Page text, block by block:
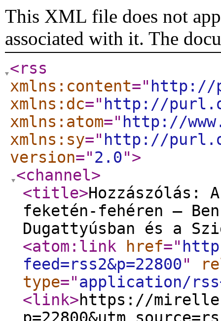
This XML file does not
associated with it. The
<rss
xmlns:content=" http://
xmlns:dc=" http://
xmlns:atom=" http://
xmlns:sy=" http://
version="2.0">
<channel>
<title>Hozzászólás:
feketén-fehéren –
Dugattyúsban és a
<atom:link
href="
feed=rss2&p=22800"
type="application/
<link>https://